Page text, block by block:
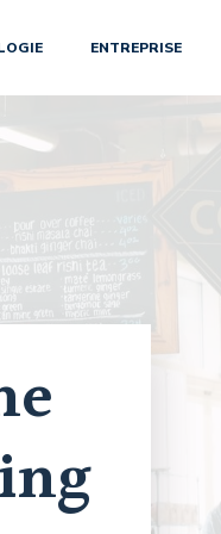
ENTREPRISE